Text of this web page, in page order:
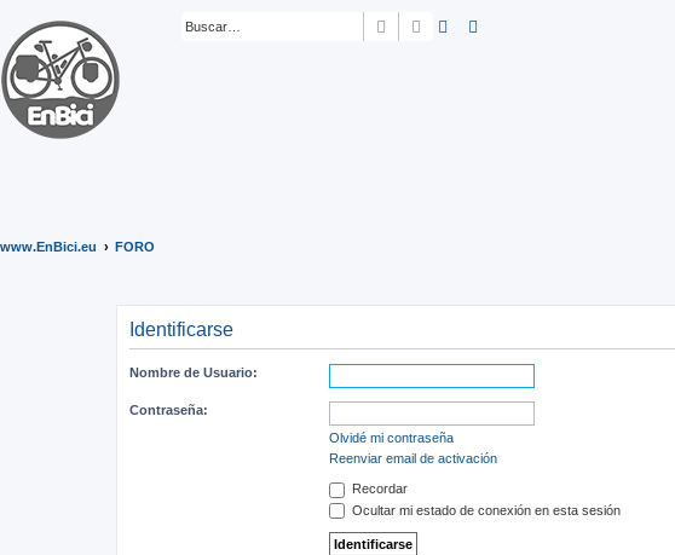
BuscarBúsqueda avanzada
www.EnBici.eu FORO
Identificarse
Nombre de Usuario:
Contraseña:
Olvidé mi contraseña
Reenviar email de activación
Recordar
Ocultar mi estado de conexión en esta sesión